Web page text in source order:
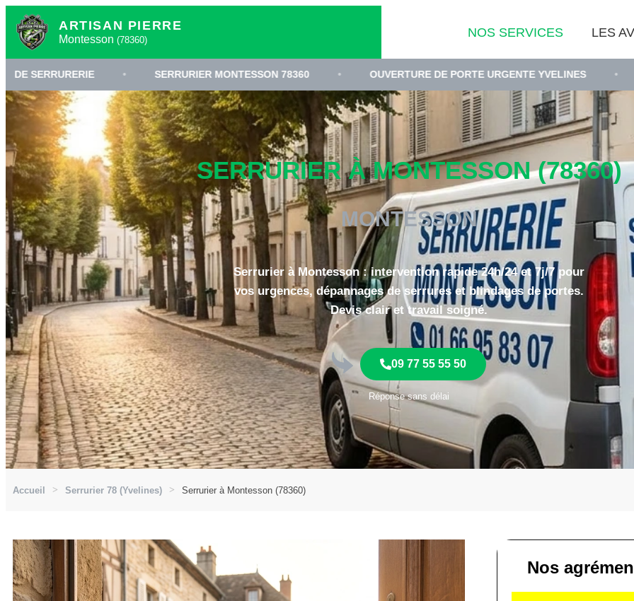
ARTISAN PIERRE
Montesson (78360)
NOS SERVICES LES
• SERRURIER MONTESSON 78360 • OUVERTURE DE PORTE URGENTE YVELINES •
SERRURIER À MONTESSON (78360)
MONTESSON
Serrurier à Montesson : intervention rapide 24h/24 et 7j/7 pour
vos urgences, dépannages de serrures et blindages de portes.
Devis clair et travail soigné.
09 77 55 55 50
Réponse sans délai
Accueil Serrurier 78 (Yvelines) Serrurier à Montesson (78360)
Nos